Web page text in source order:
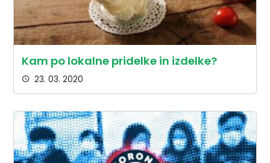
Kam po lokalne pridelke in izdelke?
23. 03. 2020